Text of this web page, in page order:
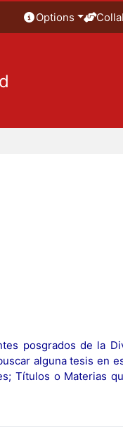
Options
posgrados de la
alguna tesis en
Títulos o Materias